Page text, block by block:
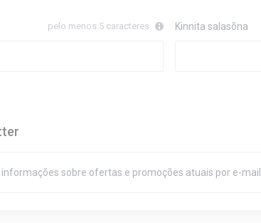
pelo menos 5 caracteres Kinnita salasõna
sobre ofertas e promoções atuais por e-mail.